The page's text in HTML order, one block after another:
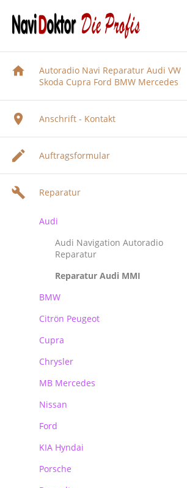
Autoradio Navi Reparatur Audi VW
Skoda Cupra Ford BMW Mercedes
Anschrift - Kontakt
Auftragsformular
Reparatur
Audi
Audi Navigation Autoradio
Reparatur
Reparatur Audi MMI
BMW
BMW Navi Reparatur
BMW Becker CCC Navirechner
Citrön Peugeot
Cupra
Chrysler
MB Mercedes
Mercedes Autoradio Navigation
MB Navigation
Becker Autoradio Navigation
Kundenanfragen
Nissan
Ford
Ford Blaupunkt Bosch FX
Ford Blaupunkt Bosch NX
KIA Hyndai
Porsche